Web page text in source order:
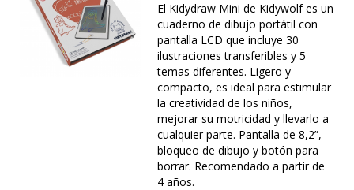
El Kidydraw Mini de Kidywolf es un
cuaderno de dibujo portátil con
pantalla LCD que incluye 30
ilustraciones transferibles y 5
temas diferentes. Ligero y
compacto, es ideal para estimular
la creatividad de los niños,
mejorar su motricidad y llevarlo a
cualquier parte. Pantalla de 8,2”,
bloqueo de dibujo y botón para
borrar. Recomendado a partir de
4 años.